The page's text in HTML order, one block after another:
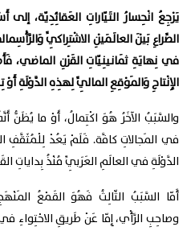
يَرْجِعُ انْحِسارُ التَيّاراتِ العَقائِدِيّة،
الصِّراعِ بَيْنَ العالَمَيْنِ الاشْتِراكِيِّ
في نِهايَةِ ثَمانينِيّاتِ القَرْنِ الماضي،
الإِنْتاجِ وَالمَوْقِعِ المالِيِّ لِهذِهِ الدَّوْلَةِ أَوْ
والسَّبَبُ الآخَرُ هُوَ اكْتِمالُ، أَوْ ما يُظَنُّ
في المَجالاتِ كافَّة. فَلَمْ يَعُدْ لِلْمُثَقَّفِ
الدَّوْلَةِ في العالَمِ العَرَبِيِّ مُنْذُ بِداياتِ
أَمّا السَّبَبُ الثّالِثُ فَهُوَ القَمْعُ
وصاحِبِ الرَّأْي، إِمّا عَنْ طَريقِ الاحْتِواءِ